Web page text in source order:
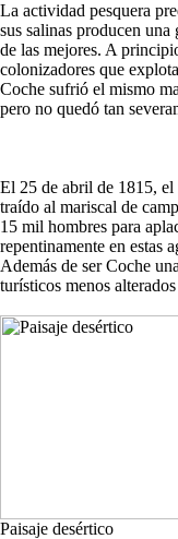
La actividad pesquera
sus salinas producen
de las mejores. A
colonizadores que
Coche sufrió el mismo
pero no quedó tan
El 25 de abril de 1815, el
traído al mariscal de
15 mil hombres para
repentinamente en estas
Además de ser Coche
turísticos menos
Paisaje desértico